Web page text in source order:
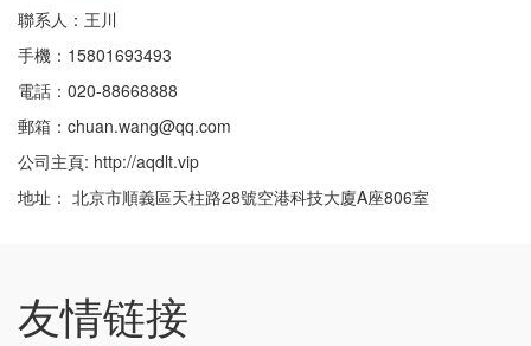
聯系人：王川
手機：15801693493
電話：020-88668888
郵箱：chuan.wang@qq.com
公司主頁: http://aqdlt.vip
地址： 北京市順義區天柱路28號空港科技大廈A座806室
友情链接